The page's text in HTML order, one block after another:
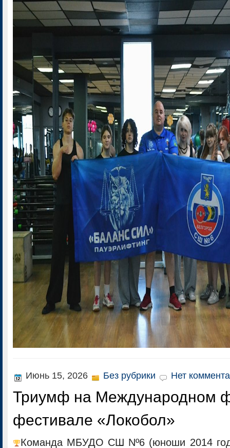
Июнь 15, 2026 Без рубрики Нет
Триумф на Международном
фестивале «Локобол»
Команда МБУДО СШ Nº6 (юноши 2014